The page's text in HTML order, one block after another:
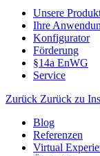
Unsere
Ihre
Konfigurator
Förderung
§14a EnWG
Service
Zurück Zurück zu
Blog
Referenzen
Virtual